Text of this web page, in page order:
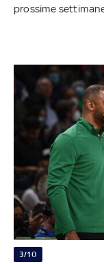
prossime
3/10